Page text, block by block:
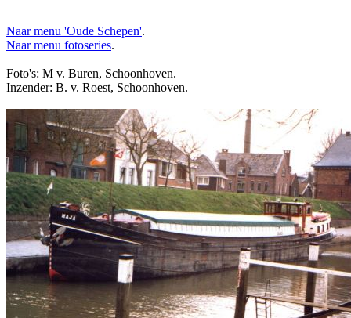
Naar menu 'Oude Schepen'.
Naar menu fotoseries.
Foto's: M v. Buren, Schoonhoven.
Inzender: B. v. Roest, Schoonhoven.